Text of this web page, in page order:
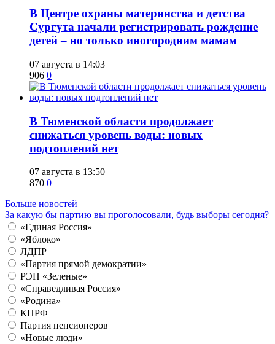
​В Центре охраны материнства и детства
Сургута начали регистрировать рождение
детей – но только иногородним мамам
07 августа в 14:03
906 0
​В Тюменской области продолжает
снижаться уровень воды: новых
подтоплений нет
07 августа в 13:50
870 0
Больше новостей
За какую бы партию вы проголосовали, будь выборы сегодня?
«Единая Россия»
«Яблоко»
ЛДПР
«Партия прямой демократии»
РЭП «Зеленые»
«Справедливая Россия»
«Родина»
КПРФ
Партия пенсионеров
«Новые люди»